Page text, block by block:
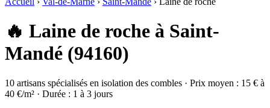
🔥 Laine de roche à Saint-
Mandé (94160)
10 artisans spécialisés en isolation des combles · Prix moyen : 15 € à
40 €/m² · Durée : 1 à 3 jours